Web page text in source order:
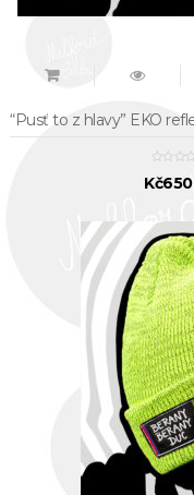
“Pusť to z hlavy” EKO
Kč